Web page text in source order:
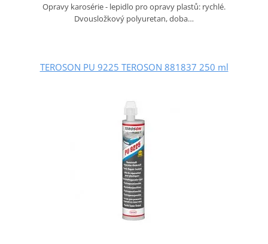
Opravy karosérie - lepidlo pro opravy plastů: rychlé.
Dvousložkový polyuretan, doba…
TEROSON PU 9225 TEROSON 881837 250 ml